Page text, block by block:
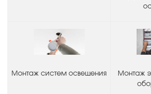
Монтаж систем освещения
Монтаж